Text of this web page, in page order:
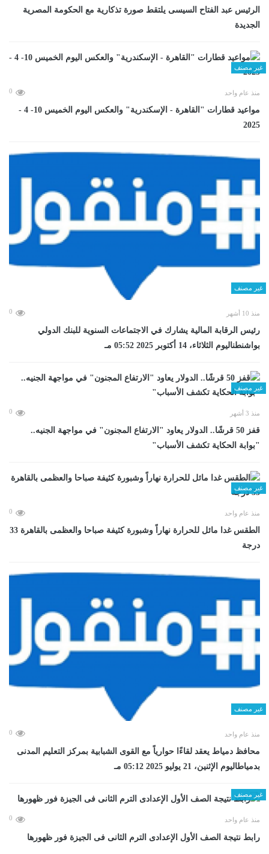
الرئيس عبد الفتاح السيسى يلتقط صورة تذكارية مع الحكومة المصرية
الجديدة
غير مصنف
منذ عام واحد 0
مواعيد قطارات "القاهرة - الإسكندرية" والعكس اليوم الخميس 10- 4 -
2025
غير مصنف
منذ 10 أشهر 0
رئيس الرقابة المالية يشارك في الاجتماعات السنوية للبنك الدولي
بواشنطناليوم الثلاثاء، 14 أكتوبر 2025 05:52 مـ
غير مصنف
منذ 3 أشهر 0
قفز 50 قرشًا.. الدولار يعاود "الارتفاع المجنون" في مواجهة الجنيه..
"بوابة الحكاية تكشف الأسباب"
غير مصنف
منذ عام واحد 0
الطقس غدا مائل للحرارة نهاراً وشبورة كثيفة صباحا والعظمى بالقاهرة 33
درجة
غير مصنف
منذ عام واحد 0
محافظ دمياط يعقد لقاءًا حوارياً مع القوى الشبابية بمركز التعليم المدنى
بدمياطاليوم الإثنين، 21 يوليو 2025 05:12 مـ
غير مصنف
منذ عام واحد 0
رابط نتيجة الصف الأول الإعدادى الترم الثانى فى الجيزة فور ظهورها